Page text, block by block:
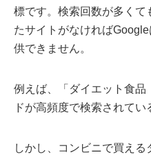
標です。検索回数が多くて
たサイトがなければ
供できません。
例えば、「ダイエット食
ドが高頻度で検索されてい
しかし、コンビニで買え